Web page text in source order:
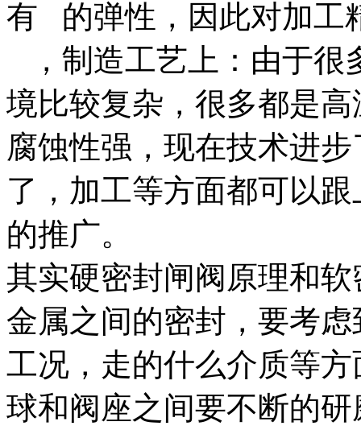
有 的弹性，因此对加工
，制造工艺上：由于很
境比较复杂，很多都是
腐蚀性强，现在技术进
了，加工等方面都可以
的推广。
其实硬密封闸阀原理和
金属之间的密封，要考
工况，走的什么介质等
球和阀座之间要不断的